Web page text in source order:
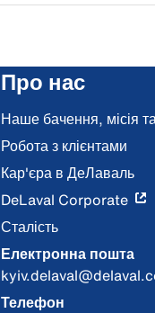
Про нас
Наше бачення, місія та
Робота з клієнтами
Кар'єра в ДеЛаваль
DeLaval Corporate
Сталість
Електронна пошта
Телефон